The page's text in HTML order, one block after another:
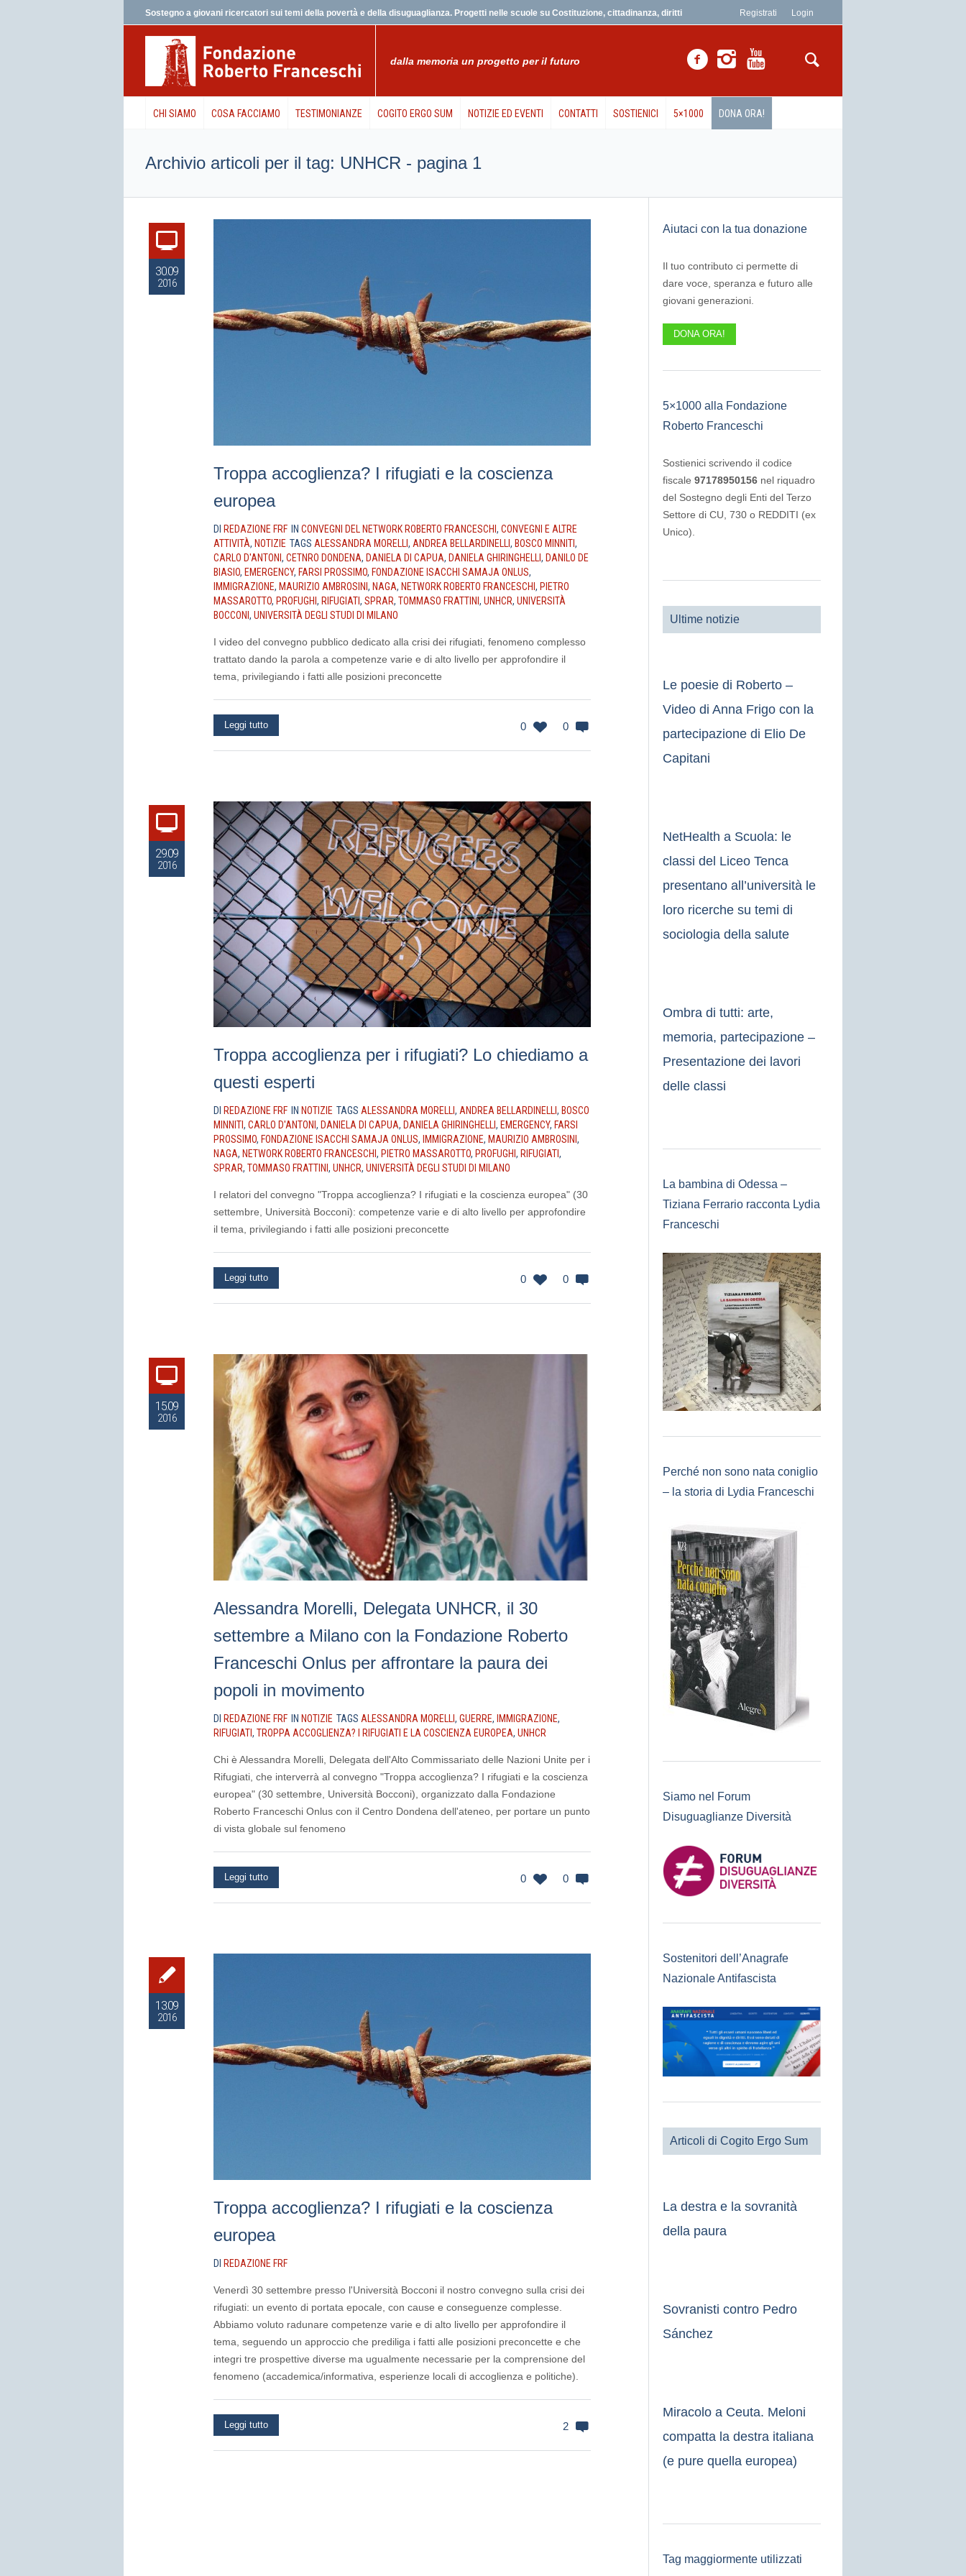
Registrati Login
Sostegno a giovani ricercatori sui temi della povertà e della disuguaglianza. Progetti nelle scuole su Costituzione, cittadinanza, diritti
dalla memoria un progetto per il futuro
CHI SIAMO COSA FACCIAMO TESTIMONIANZE COGITO ERGO SUM NOTIZIE ED EVENTI CONTATTI SOSTIENICI 5×1000 DONA ORA!
Archivio articoli per il tag: UNHCR - pagina 1
30.09
2016
Troppa accoglienza? I rifugiati e la coscienza
europea
DI REDAZIONE FRF IN CONVEGNI DEL NETWORK ROBERTO FRANCESCHI , CONVEGNI E ALTRE
ATTIVITÀ, NOTIZIE TAGS ALESSANDRA MORELLI , ANDREA BELLARDINELLI , BOSCO MINNITI,
CARLO D'ANTONI , CETNRO DONDENA, DANIELA DI CAPUA, DANIELA GHIRINGHELLI , DANILO DE
BIASIO, EMERGENCY, FARSI PROSSIMO, FONDAZIONE ISACCHI SAMAJA ONLUS,
IMMIGRAZIONE, MAURIZIO AMBROSINI , NAGA, NETWORK ROBERTO FRANCESCHI , PIETRO
MASSAROTTO, PROFUGHI , RIFUGIATI, SPRAR, TOMMASO FRATTINI , UNHCR, UNIVERSITÀ
BOCCONI , UNIVERSITÀ DEGLI STUDI DI MILANO
I video del convegno pubblico dedicato alla crisi dei rifugiati, fenomeno complesso
trattato dando la parola a competenze varie e di alto livello per approfondire il
tema, privilegiando i fatti alle posizioni preconcette
0 0
Leggi tutto
29.09
2016
Troppa accoglienza per i rifugiati? Lo chiediamo a
questi esperti
DI REDAZIONE FRF IN NOTIZIE TAGS ALESSANDRA MORELLI, ANDREA BELLARDINELLI, BOSCO
MINNITI, CARLO D'ANTONI , DANIELA DI CAPUA, DANIELA GHIRINGHELLI, EMERGENCY, FARSI
PROSSIMO, FONDAZIONE ISACCHI SAMAJA ONLUS, IMMIGRAZIONE, MAURIZIO AMBROSINI ,
NAGA, NETWORK ROBERTO FRANCESCHI , PIETRO MASSAROTTO, PROFUGHI , RIFUGIATI,
SPRAR, TOMMASO FRATTINI , UNHCR, UNIVERSITÀ DEGLI STUDI DI MILANO
I relatori del convegno "Troppa accoglienza? I rifugiati e la coscienza europea" (30
settembre, Università Bocconi): competenze varie e di alto livello per approfondire
il tema, privilegiando i fatti alle posizioni preconcette
0 0
Leggi tutto
15.09
2016
Alessandra Morelli, Delegata UNHCR, il 30
settembre a Milano con la Fondazione Roberto
Franceschi Onlus per affrontare la paura dei
popoli in movimento
DI REDAZIONE FRF IN NOTIZIE TAGS ALESSANDRA MORELLI , GUERRE, IMMIGRAZIONE,
RIFUGIATI, TROPPA ACCOGLIENZA? I RIFUGIATI E LA COSCIENZA EUROPEA, UNHCR
Chi è Alessandra Morelli, Delegata dell'Alto Commissariato delle Nazioni Unite per i
Rifugiati, che interverrà al convegno "Troppa accoglienza? I rifugiati e la coscienza
europea" (30 settembre, Università Bocconi), organizzato dalla Fondazione
Roberto Franceschi Onlus con il Centro Dondena dell'ateneo, per portare un punto
di vista globale sul fenomeno
0 0
Leggi tutto
13.09
2016
Troppa accoglienza? I rifugiati e la coscienza
europea
DI REDAZIONE FRF
Venerdì 30 settembre presso l'Università Bocconi il nostro convegno sulla crisi dei
rifugiati: un evento di portata epocale, con cause e conseguenze complesse.
Abbiamo voluto radunare competenze varie e di alto livello per approfondire il
tema, seguendo un approccio che prediliga i fatti alle posizioni preconcette e che
integri tre prospettive diverse ma ugualmente necessarie per la comprensione del
fenomeno (accademica/informativa, esperienze locali di accoglienza e politiche).
2
Leggi tutto
Aiutaci con la tua donazione
Il tuo contributo ci permette di
dare voce, speranza e futuro alle
giovani generazioni.
DONA ORA!
5×1000 alla Fondazione
Roberto Franceschi
Sostienici scrivendo il codice
fiscale97178950156 nel riquadro
del Sostegno degli Enti del Terzo
Settore di CU, 730 o REDDITI (ex
Unico).
Ultime notizie
Le poesie di Roberto –
Video di Anna Frigo con la
partecipazione di Elio De
Capitani
NetHealth a Scuola: le
classi del Liceo Tenca
presentano all’università le
loro ricerche su temi di
sociologia della salute
Ombra di tutti: arte,
memoria, partecipazione –
Presentazione dei lavori
delle classi
La bambina di Odessa –
Tiziana Ferrario racconta Lydia
Franceschi
Perché non sono nata coniglio
– la storia di Lydia Franceschi
Siamo nel Forum
Disuguaglianze Diversità
Sostenitori dell’Anagrafe
Nazionale Antifascista
Articoli di Cogito Ergo Sum
La destra e la sovranità
della paura
Sovranisti contro Pedro
Sánchez
Miracolo a Ceuta. Meloni
compatta la destra italiana
(e pure quella europea)
Tag maggiormente utilizzati